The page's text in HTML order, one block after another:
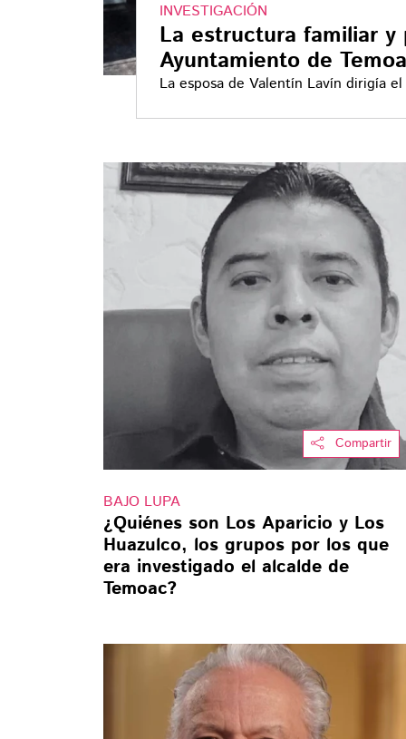
INVESTIGACIÓN
La estructura familiar
Ayuntamiento de
La esposa de Valentín Lavín dirigía
Compartir
BAJO LUPA
¿Quiénes son Los Aparicio y Los
Huazulco, los grupos por los que
era investigado el alcalde de
Temoac?